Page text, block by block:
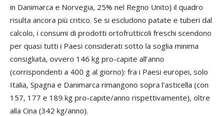
in Danimarca e Norvegia, 25% nel Regno Unito) il quadro
risulta ancora più critico. Se si escludono patate e tuberi dal
calcolo, i consumi di prodotti ortofrutticoli freschi scendono
per quasi tutti i Paesi considerati sotto la soglia minima
consigliata, ovvero 146 kg pro-capite all’anno
(corrispondenti a 400 g al giorno): fra i Paesi europei, solo
Italia, Spagna e Danimarca rimangono sopra l’asticella (con
157, 177 e 189 kg pro-capite/anno rispettivamente), oltre
alla Cina (342 kg/anno).